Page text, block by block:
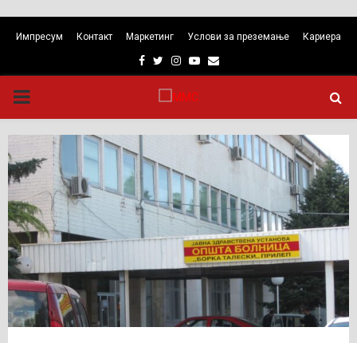
Импресум Контакт Маркетинг Услови за преземање Кариера
Facebook
TwitterInstagram
Youtube
Email
PRIMARY
MENU